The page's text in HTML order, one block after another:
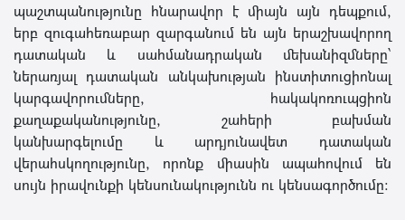
պաշտպանությունը հնարավոր է միայն այն դեպքում,
երբ զուգահեռաբար զարգանում են այն երաշխավորող
դատական և սահմանադրական մեխանիզմները՝
ներառյալ դատական անկախության ինստիտուցիոնալ
կարգավորումները, հակակոռուպցիոն
քաղաքականությունը, շահերի բախման
կանխարգելումը և արդյունավետ դատական
վերահսկողությունը, որոնք միասին ապահովում են
սույն իրավունքի կենսունակությունն ու կենսագործումը։